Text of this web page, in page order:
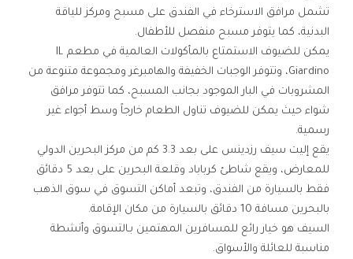
تشمل مرافق الاسترخاء في الفندق على مسبح ومركز للياقة
البدنية، كما يتوفر مسبح منفصل للأطفال.
يمكن للضيوف الاستمتاع بالمأكولات العالمية في مطعم IL
Giardino، وتتوفر الوجبات الخفيفة والهامبرغر ومجموعة متنوعة من
المشروبات في البار الموجود بجانب المسبح، كما تتوفر مرافق
شواء حيث يمكن للضيوف تناول الطعام خارجاً وسط أجواء غير
رسمية.
يقع إليت سيف رزدينس على بعد 3.3 كم من مركز البحرين الدولي
للمعارض، ويقع شاطئ كرباباد وقلعة البحرين على بعد 5 دقائق
فقط بالسيارة من الفندق، وتبعد أماكن التسوق في سوق الذهب
بالبحرين مسافة 10 دقائق بالسيارة من مكان الإقامة.
السيف هو خيار رائع للمسافرين المهتمين بـالتسوق وأنشطة
مناسبة للعائلة والأسواق.